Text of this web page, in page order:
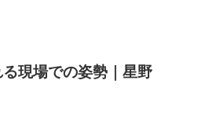
現場での姿勢｜星野